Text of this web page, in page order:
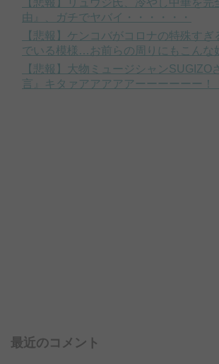
【悲報】リュウジ氏、冷やし中華を完
由』、ガチでヤバイ・・・・・・
【悲報】ケンコバがコロナの特殊すぎ
でいる模様…お前らの周りにもこんな
【悲報】大物ミュージシャンSUGIZO
言』キタァアアアアアーーーーーー！
最近のコメント